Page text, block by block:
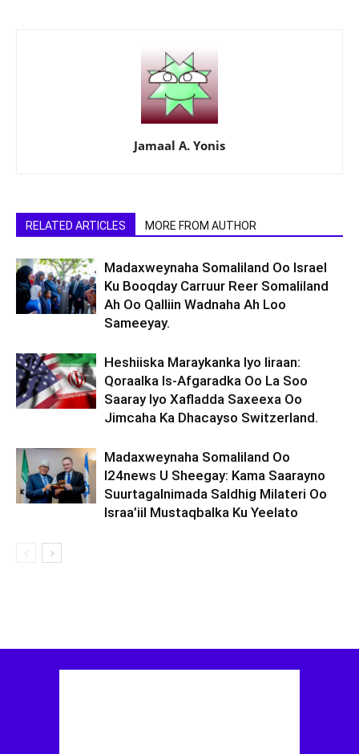
Jamaal A. Yonis
RELATED ARTICLES MORE FROM AUTHOR
Madaxweynaha Somaliland Oo Israel
Ku Booqday Carruur Reer Somaliland
Ah Oo Qalliin Wadnaha Ah Loo
Sameeyay.
Heshiiska Maraykanka Iyo Iiraan:
Qoraalka Is-Afgaradka Oo La Soo
Saaray Iyo Xafladda Saxeexa Oo
Jimcaha Ka Dhacayso Switzerland.
Madaxweynaha Somaliland Oo
I24news U Sheegay: Kama Saarayno
Suurtagalnimada Saldhig Milateri Oo
Israa’iil Mustaqbalka Ku Yeelato